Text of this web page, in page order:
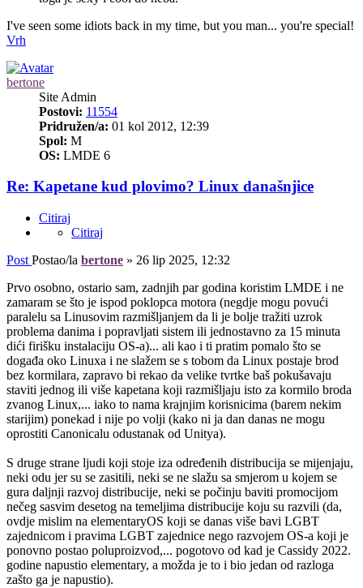
I've seen some idiots back in my time, but you man... you're special!
Vrh
bertone
Site Admin
Postovi: 11554
Pridružen/a: 01 kol 2012, 12:39
Spol: M
OS: LMDE 6
Re: Kapetane kud plovimo? Linux današnjice
Citiraj
Citiraj
Post Postao/la bertone » 26 lip 2025, 12:32
Prvo osobno, ostario sam, zadnjih par godina koristim LMDE i ne
zamaram se što je ispod poklopca motora (negdje mogu povući
paralelu sa Linusovim razmišljanjem da li je bolje tražiti uzrok
problema danima i popravljati sistem ili jednostavno za 15 minuta
dići firišku instalaciju OS-a)... ali kao i ti pratim pomalo što se
događa oko Linuxa i ne slažem se s tobom da Linux postaje brod
bez kormilara, zapravo bi rekao da velike tvrtke baš pokušavaju
staviti jednog ili više kapetana koji razmišljaju isto za kormilo broda
zvanog Linux,... iako to nama krajnjim korisnicima (barem nekim
starijim) ponekad i nije po volji (kako ni ja dan danas ne mogu
oprostiti Canonicalu odustanak od Unitya).
S druge strane ljudi koji stoje iza određenih distribucija se mijenjaju,
neki odu jer su se zasitili, neki se ne slažu sa smjerom u kojem se
gura daljnji razvoj distribucije, neki se počinju baviti promocijom
nečeg sasvim desetog na temeljima distribucije koju su razvili (da,
ovdje mislim na elementaryOS koji se danas više bavi LGBT
zajednicom i pravima LGBT zajednice nego razvojem OS-a koji je
ponovno postao poluproizvod,... pogotovo od kad je Cassidy 2022.
godine napustio elementary, a možda je to i bio jedan od razloga
zašto ga je napustio).